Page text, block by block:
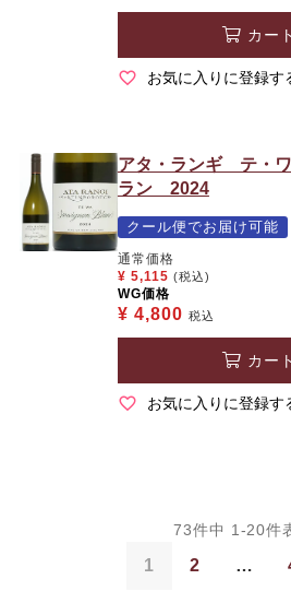
カー
お気に入りに登録す
アタ・ランギ テ・
ラン 2024
クール便でお届け可能
通常価格
¥ 5,115 (税込)
WG価格
¥ 4,800 税込
カー
お気に入りに登録す
73件中 1 -20件
1 2 …